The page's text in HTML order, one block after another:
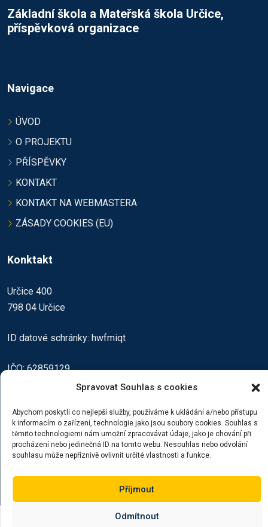
Spravovat Souhlas s cookies
Abychom poskytli co nejlepší služby, používáme k ukládání a/nebo přístupu
k informacím o zařízení, technologie jako jsou soubory cookies. Souhlas s
těmito technologiemi nám umožní zpracovávat údaje, jako je chování při
procházení nebo jedinečná ID na tomto webu. Nesouhlas nebo odvolání
souhlasu může nepříznivě ovlivnit určité vlastnosti a funkce.
Příjmout
Odmítnout
Základní škola a Mateřská škola Určice,
příspěvková organizace
Navigace
ÚVOD
O PROJEKTU
PŘÍSPĚVKY
KONTAKT
KONTAKT NA WEBMASTERA
ZÁSADY COOKIES (EU)
Konktakt
Určice 400
798 04 Určice
ID datové schránky: hwfmiqt
IČO: 62859129
www.zsmsurcice.cz
© 2023 Vytvořil Filip Pecha